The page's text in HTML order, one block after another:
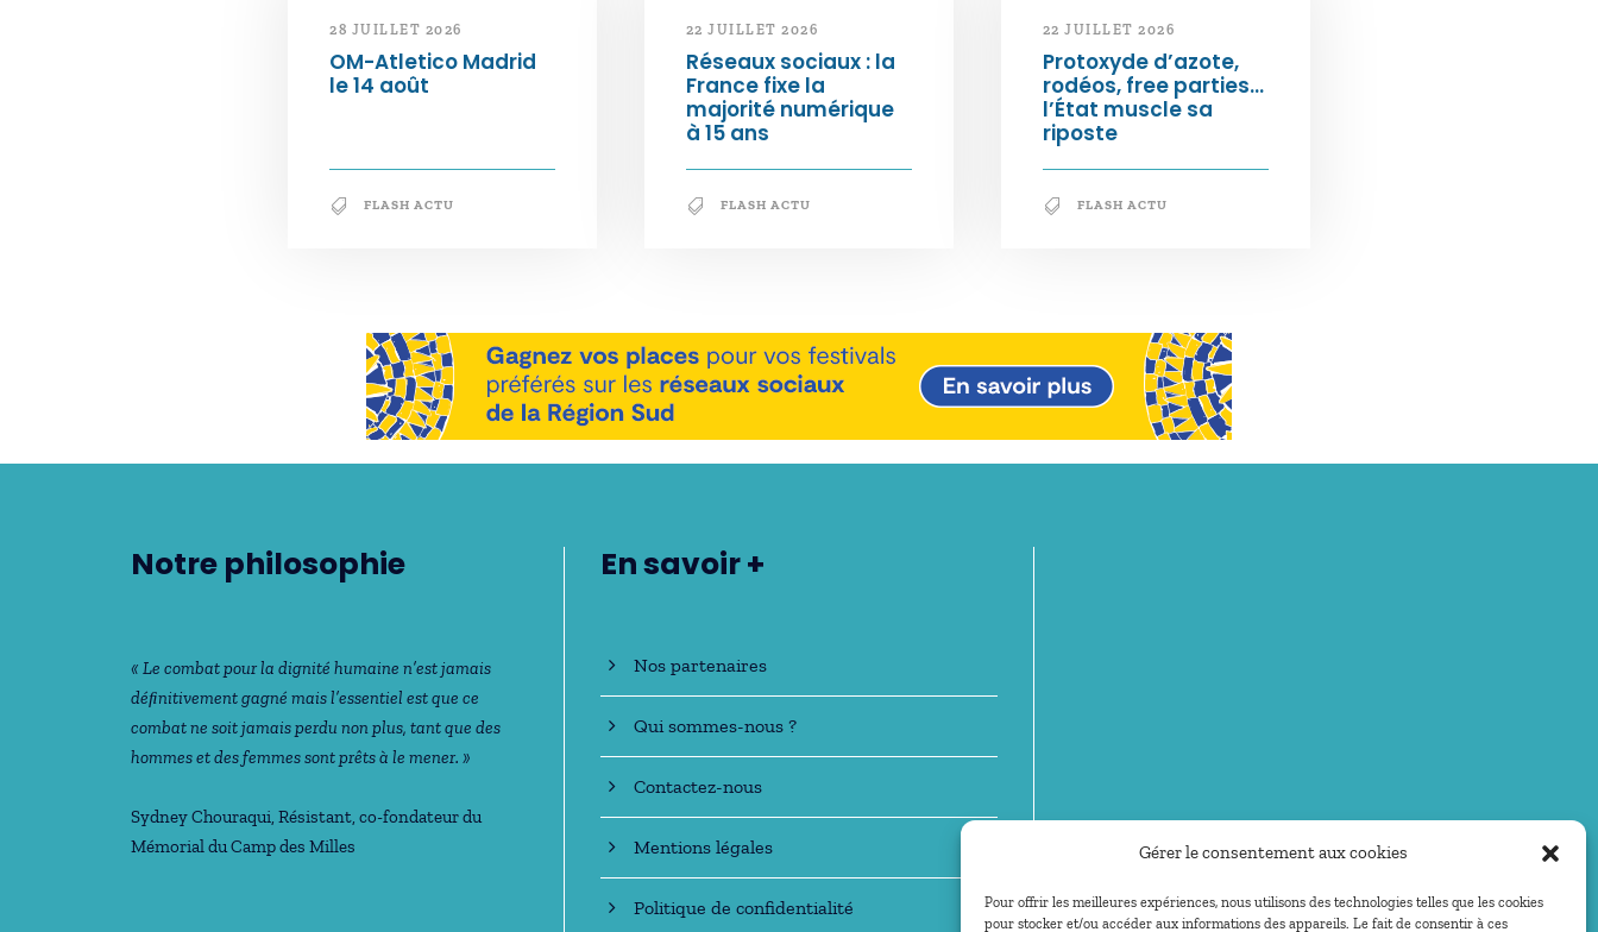
Gérer le consentement aux cookies
Pour offrir les meilleures expériences, nous utilisons des technologies telles que les cookies
pour stocker et/ou accéder aux informations des appareils. Le fait de consentir à ces
28 JUILLET 2026
OM-Atletico Madrid
le 14 août
FLASH ACTU
22 JUILLET 2026
Réseaux sociaux : la
France fixe la
majorité numérique
à 15 ans
FLASH ACTU
22 JUILLET 2026
Protoxyde d’azote,
rodéos, free parties…
l’État muscle sa
riposte
FLASH ACTU
Notre philosophie
« Le combat pour la dignité humaine n’est jamais
déﬁnitivement gagné mais l’essentiel est que ce
combat ne soit jamais perdu non plus, tant que des
hommes et des femmes sont prêts à le mener. »
Sydney Chouraqui, Résistant, co-fondateur du
Mémorial du Camp des Milles
En savoir +
Nos partenaires
Qui sommes-nous ?
Contactez-nous
Mentions légales
Politique de confidentialité